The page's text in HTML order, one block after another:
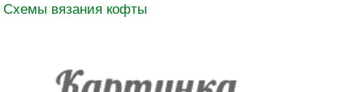
Схемы вязания кофты